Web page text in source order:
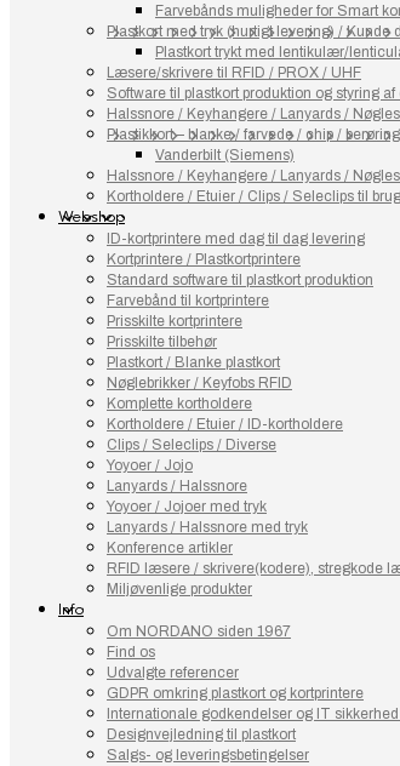
Farvebånds muligheder for Smart
Plastkort med tryk (hurtigt levering) / Kunde
Plastkort trykt med lentikulær/
Læsere/skrivere til RFID / PROX / UHF
Software til plastkort produktion og styring af
Halssnore / Keyhangere / Lanyards /
Plastikkort – blanke / farvede / chip /
Vanderbilt (Siemens)
Halssnore / Keyhangere / Lanyards /
Kortholdere / Etuier / Clips / Seleclips til
Webshop
ID-kortprintere med dag til dag levering
Kortprintere / Plastkortprintere
Standard software til plastkort produktion
Farvebånd til kortprintere
Prisskilte kortprintere
Prisskilte tilbehør
Plastkort / Blanke plastkort
Nøglebrikker / Keyfobs RFID
Komplette kortholdere
Kortholdere / Etuier / ID-kortholdere
Clips / Seleclips / Diverse
Yoyoer / Jojo
Lanyards / Halssnore
Yoyoer / Jojoer med tryk
Lanyards / Halssnore med tryk
Konference artikler
RFID læsere / skrivere(kodere), stregkode
Miljøvenlige produkter
Info
Om NORDANO siden 1967
Find os
Udvalgte referencer
GDPR omkring plastkort og kortprintere
Internationale godkendelser og IT
Designvejledning til plastkort
Salgs- og leveringsbetingelser